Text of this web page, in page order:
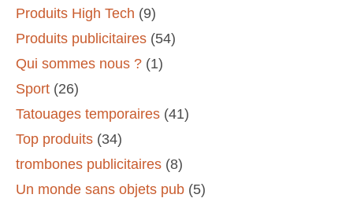
Produits High Tech (9)
Produits publicitaires (54)
Qui sommes nous ? (1)
Sport (26)
Tatouages temporaires (41)
Top produits (34)
trombones publicitaires (8)
Un monde sans objets pub (5)